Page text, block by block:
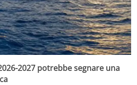
2027 potrebbe segnare una